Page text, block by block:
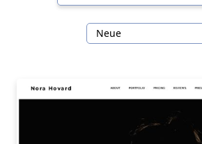
Neue